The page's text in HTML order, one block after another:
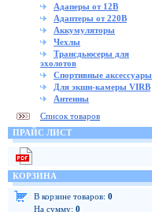
Адаперы от 12В
Адаптеры от 220В
Аккумуляторы
Чехлы
Трансдьюсеры для
эхолотов
Спортивные аксессуары
Для экшн-камеры VIRB
Антенны
Список товаров
ПРАЙС ЛИСТ
КОРЗИНА
В корзине товаров: 0
На сумму: 0